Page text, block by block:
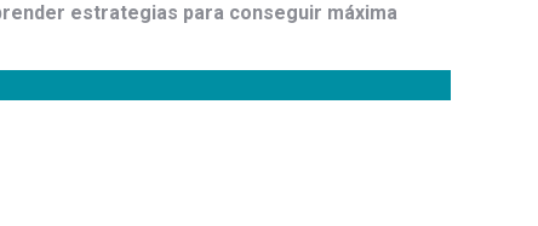
estrategias para conseguir máxima